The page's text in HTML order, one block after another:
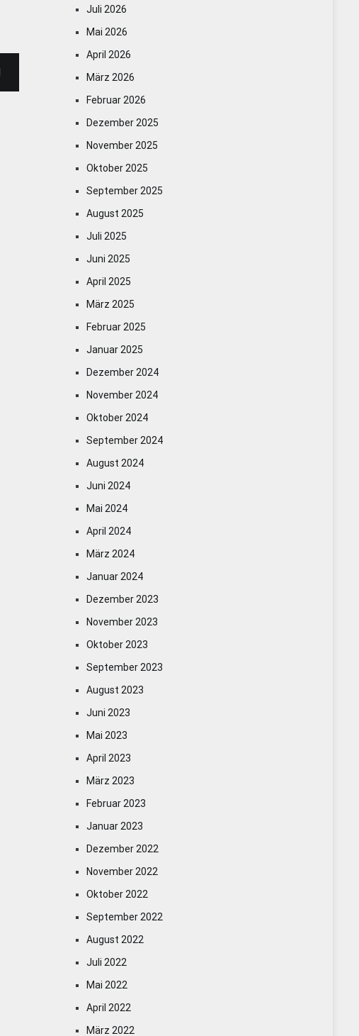
Juli 2026
Mai 2026
April 2026
März 2026
Februar 2026
Dezember 2025
November 2025
Oktober 2025
September 2025
August 2025
Juli 2025
Juni 2025
April 2025
März 2025
Februar 2025
Januar 2025
Dezember 2024
November 2024
Oktober 2024
September 2024
August 2024
Juni 2024
Mai 2024
April 2024
März 2024
Januar 2024
Dezember 2023
November 2023
Oktober 2023
September 2023
August 2023
Juni 2023
Mai 2023
April 2023
März 2023
Februar 2023
Januar 2023
Dezember 2022
November 2022
Oktober 2022
September 2022
August 2022
Juli 2022
Mai 2022
April 2022
März 2022